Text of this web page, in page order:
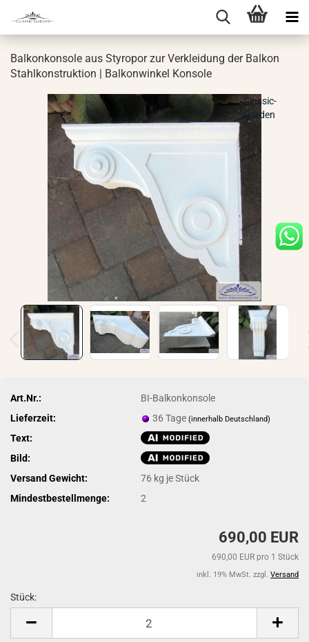
Bal­kon­kon­so­le aus Sty­ro­por zur Ver­klei­dung der Bal­kon
Stahl­kon­struk­ti­on | Bal­kon­win­kel Kon­so­le
Classic-
Garden
Art.Nr.:
BI-Balkonkonsole
Lieferzeit:
36 Tage(innerhalb Deutschland)
Text:
Bild:
Versand Gewicht:
76 kg je Stück
Mindestbestellmenge:
2
690,00 EUR
690,00 EUR pro 1 Stück
inkl. 19% MwSt. zzgl. Versand
Stück: